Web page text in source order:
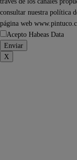
consultar nuestra política
página web
Acepto Habeas Data
X